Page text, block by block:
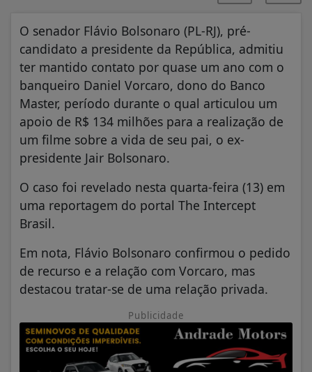
O senador Flávio Bolsonaro (PL-RJ), pré-
candidato a presidente da República, admitiu
ter mantido contato por quase um ano com o
banqueiro Daniel Vorcaro, dono do Banco
Master, período durante o qual articulou um
apoio de R$ 134 milhões para a realização de
um filme sobre a vida de seu pai, o ex-
presidente Jair Bolsonaro.
O caso foi revelado nesta quarta-feira (13) em
uma reportagem do portal The Intercept
Brasil.
Em nota, Flávio Bolsonaro confirmou o pedido
de recurso e a relação com Vorcaro, mas
destacou tratar-se de uma relação privada.
Publicidade